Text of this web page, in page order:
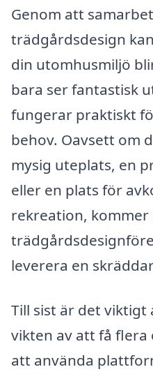
Genom att
trädgårdsdesign
din utomhusmiljö
bara ser fantastisk
fungerar praktiskt
behov. Oavsett om
mysig uteplats, en
eller en plats för
rekreation,
leverera en
Till sist är det
vikten av att få
att använda